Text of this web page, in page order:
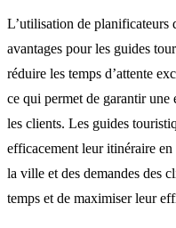
L’utilisation de planificateurs
avantages pour les guides
réduire les temps d’attente
ce qui permet de garantir une
les clients. Les guides
efficacement leur itinéraire
la ville et des demandes des
temps et de maximiser leur